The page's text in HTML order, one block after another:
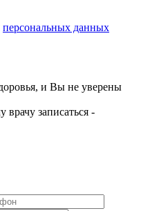
персональных данных
и Вы не уверены
врачу записаться -